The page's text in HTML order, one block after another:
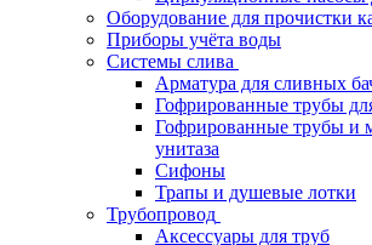
Оборудование для прочистки
Приборы учёта воды
Системы слива
Арматура для сливных
Гофрированные трубы
Гофрированные трубы и
унитаза
Сифоны
Трапы и душевые лотки
Трубопровод
Аксессуары для труб